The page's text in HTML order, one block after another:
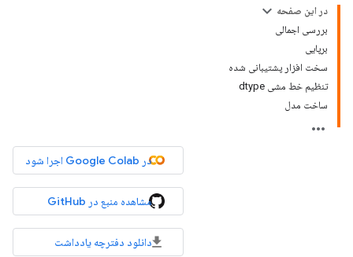
در این صفحه
بررسی اجمالی
برپایی
سخت افزار پشتیبانی شده
تنظیم خط مشی dtype
ساخت مدل
در Google Colab اجرا شود
مشاهده منبع در GitHub
دانلود دفترچه یادداشت